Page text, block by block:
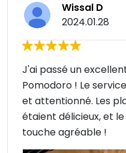
Wissal D
2024.01.28
J'ai passé un
Pomodoro ! Le
et attentionné. Les
étaient délicieux, et
touche agréable !